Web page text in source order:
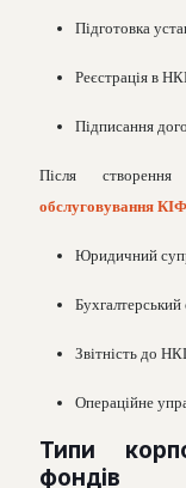
Підготовка
Реєстрація в
Підписання
Після
обслуговування КІФ
Юридичний
Бухгалтерський
Звітність до
Операційне
Типи
фондів